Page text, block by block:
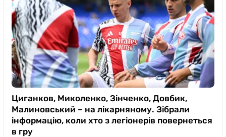
Циганков, Миколенко, Зінченко, Довбик,
Малиновський – на лікарняному. Зібрали
інформацію, коли хто з легіонерів повернеться
в гру